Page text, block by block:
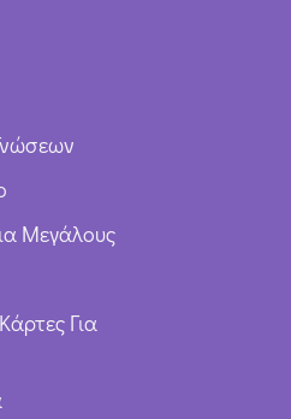
Μεγάλους
Για